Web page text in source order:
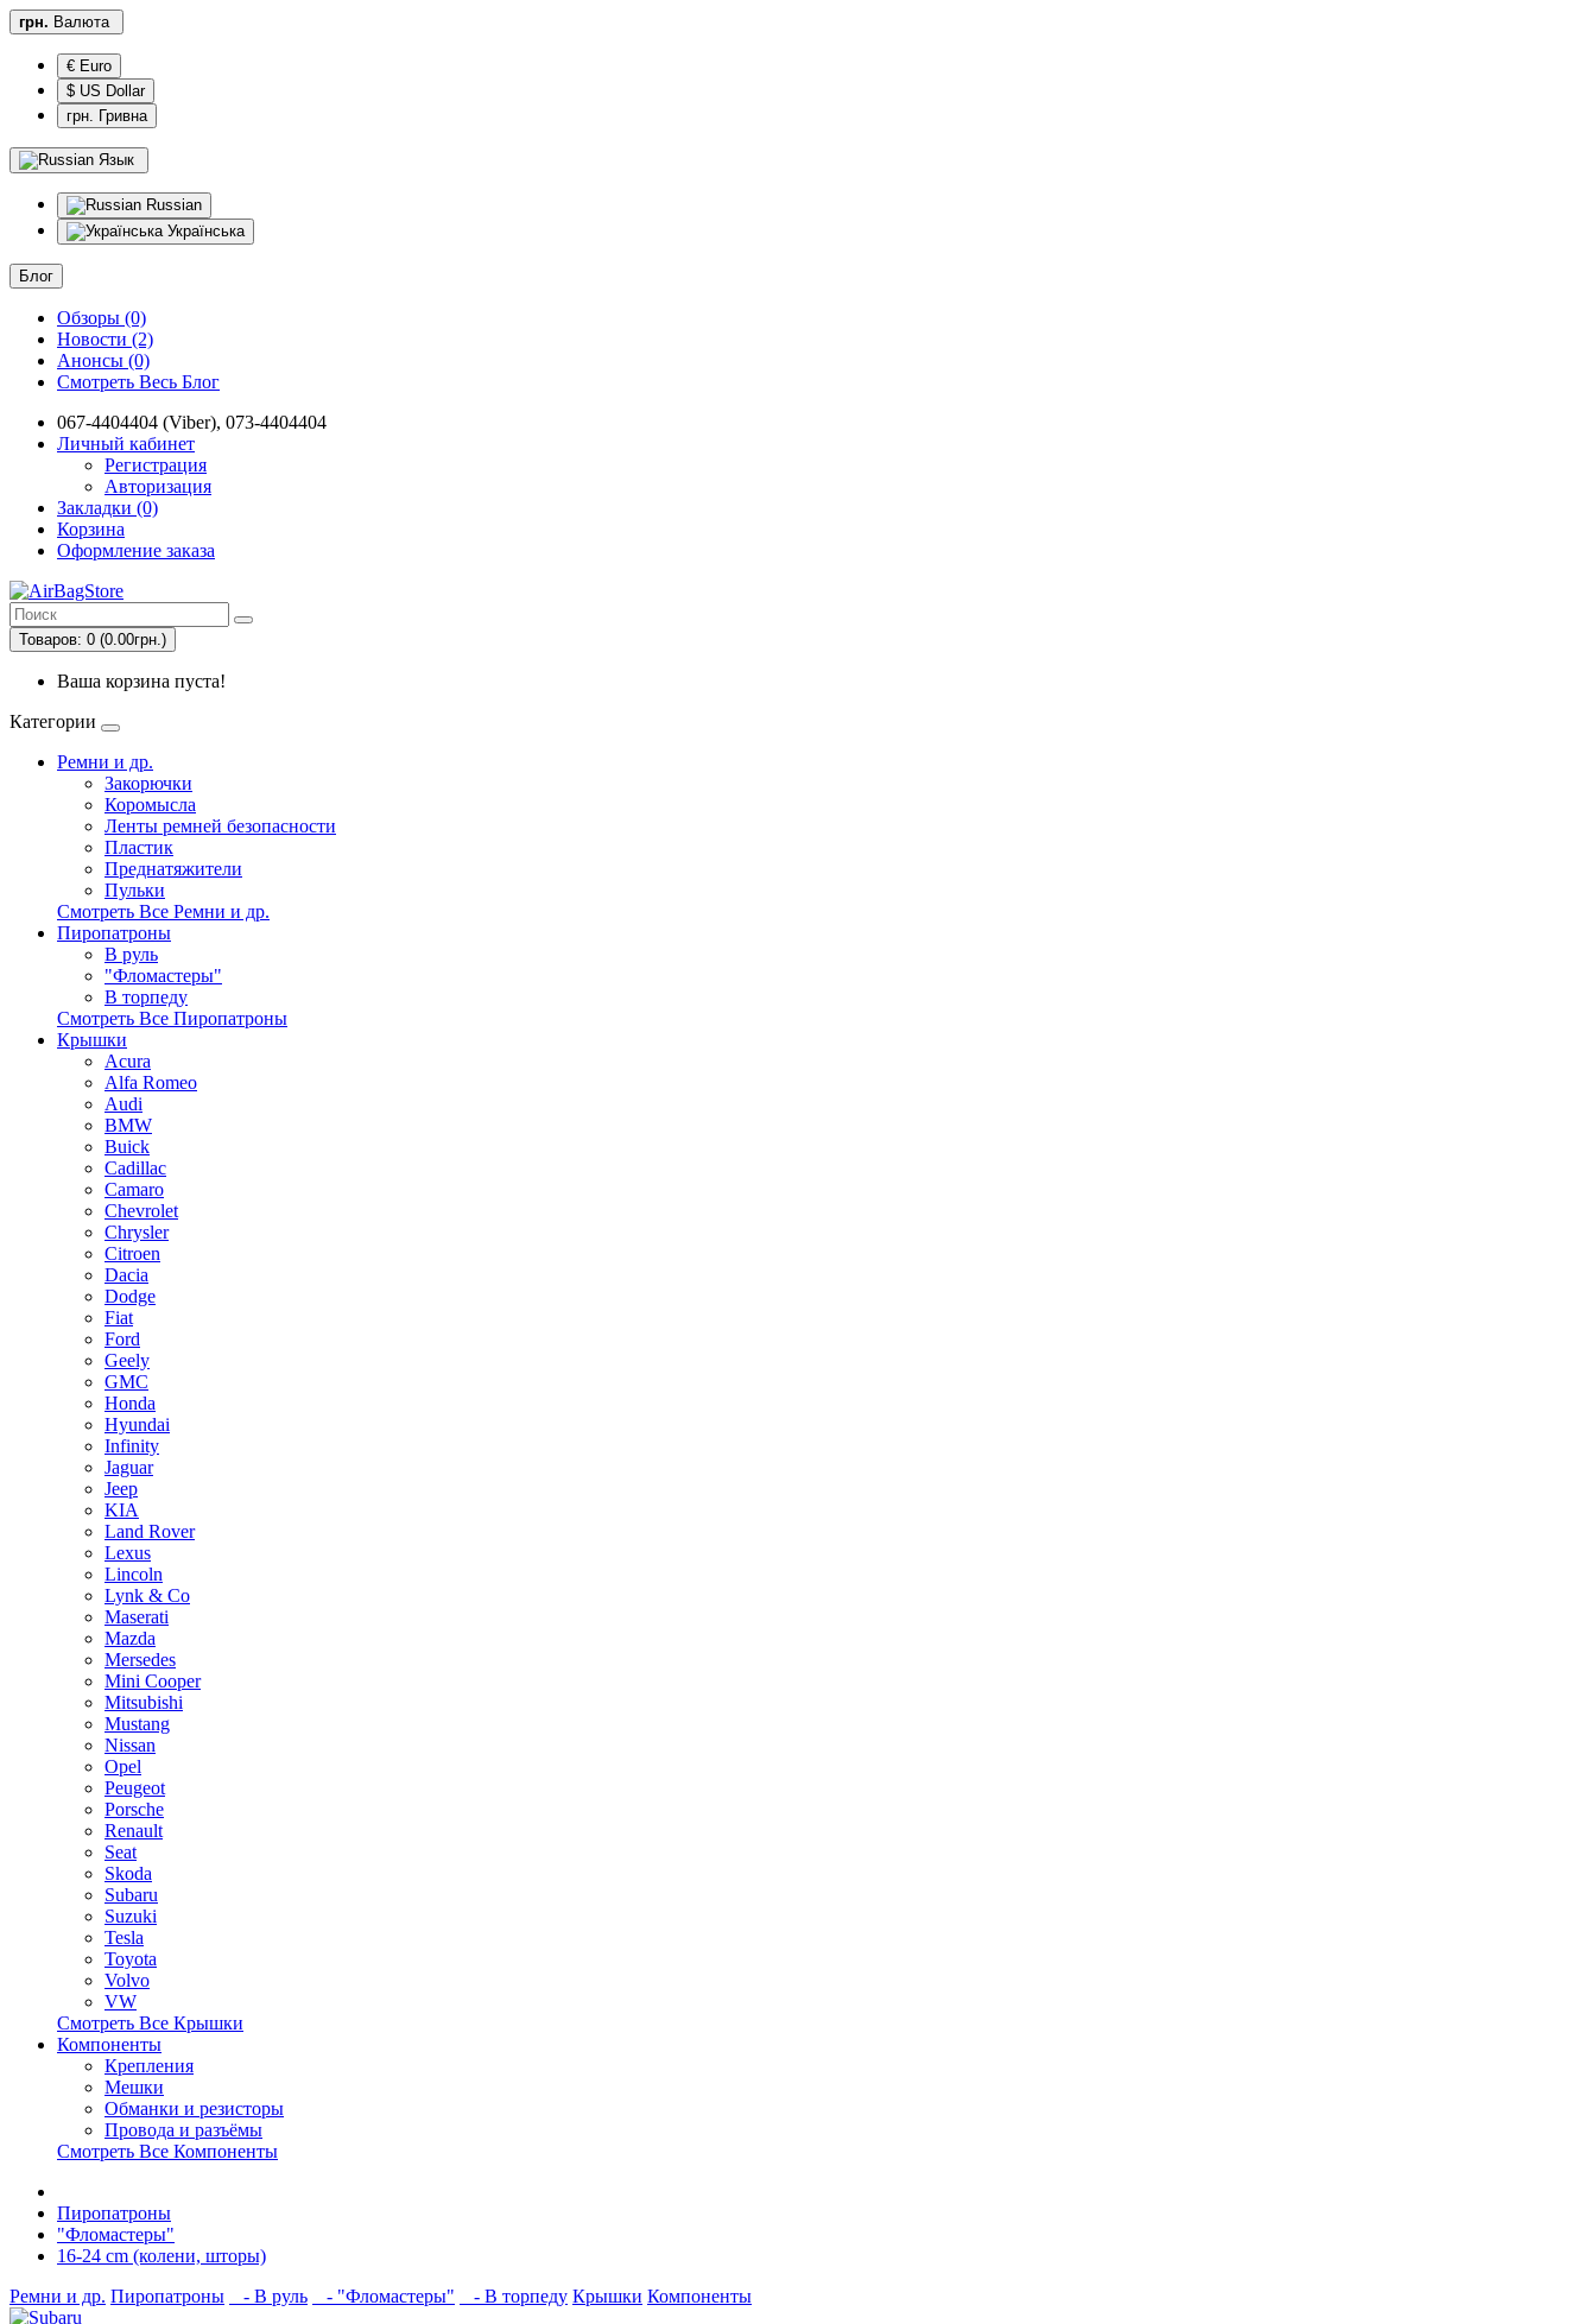
грн. Валюта
€ Euro
$ US Dollar
грн. Гривна
Язык
Russian
Українська
Блог
Обзоры (0)
Новости (2)
Анонсы (0)
Смотреть Весь Блог
067-4404404 (Viber), 073-4404404
Личный кабинет
Регистрация
Авторизация
Закладки (0)
Корзина
Оформление заказа
Товаров: 0 (0.00грн.)
Ваша корзина пуста!
Категории
Ремни и др.
Закорючки
Коромысла
Ленты ремней безопасности
Пластик
Преднатяжители
Пульки
Смотреть Все Ремни и др.
Пиропатроны
В руль
"Фломастеры"
В торпеду
Смотреть Все Пиропатроны
Крышки
Acura
Alfa Romeo
Audi
BMW
Buick
Cadillac
Camaro
Chevrolet
Chrysler
Citroen
Dacia
Dodge
Fiat
Ford
Geely
GMC
Honda
Hyundai
Infinity
Jaguar
Jeep
KIA
Land Rover
Lexus
Lincoln
Lynk & Co
Maserati
Mazda
Mersedes
Mini Cooper
Mitsubishi
Mustang
Nissan
Opel
Peugeot
Porsche
Renault
Seat
Skoda
Subaru
Suzuki
Tesla
Toyota
Volvo
VW
Смотреть Все Крышки
Компоненты
Крепления
Мешки
Обманки и резисторы
Провода и разъёмы
Смотреть Все Компоненты
Пиропатроны
"Фломастеры"
16-24 cm (колени, шторы)
Ремни и др. Пиропатроны - В руль - "Фломастеры" - В торпеду Крышки Компоненты